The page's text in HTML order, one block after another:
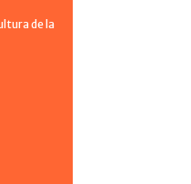
de la